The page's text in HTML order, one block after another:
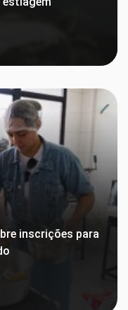
inscrições para